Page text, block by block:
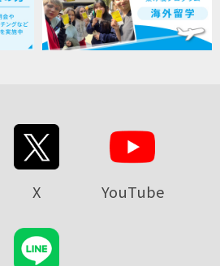
X YouTube